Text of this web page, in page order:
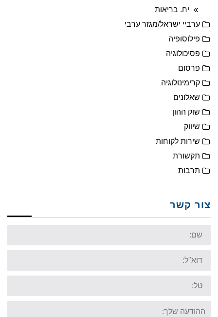
יח. בריאות
ערביי ישראל/מגזר ערבי
פילוסופיה
פסיכולוגיה
פרסום
קרימינולוגיה
שאלונים
שוק ההון
שיווק
שירות לקוחות
תקשורת
תרבות
צור קשר
message: